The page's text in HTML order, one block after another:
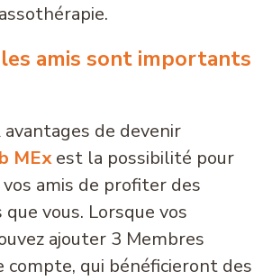
amis sont importants
avantages de devenir
MExest la possibilité pour
amis de profiter des
vous. Lorsque vos
ajouter 3 Membres
compte, qui bénéficieront des